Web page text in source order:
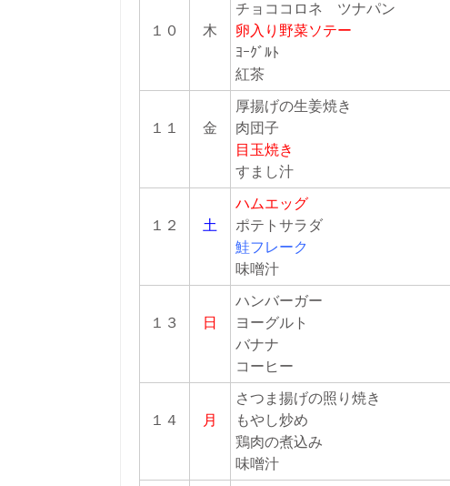
１０ 木
チョココロネ ツナパン
卵入り野菜ソテー
ﾖｰｸﾞﾙﾄ
紅茶
１１ 金
厚揚げの生姜焼き
肉団子
目玉焼き
すまし汁
１２ 土
ハムエッグ
ポテトサラダ
鮭フレーク
味噌汁
１３ 日
ハンバーガー
ヨーグルト
バナナ
コーヒー
１４ 月
さつま揚げの照り焼き
もやし炒め
鶏肉の煮込み
味噌汁